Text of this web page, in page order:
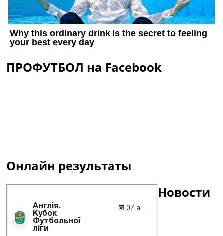
ПРОФУТБОЛ на Facebook
Онлайн результаты
Новости